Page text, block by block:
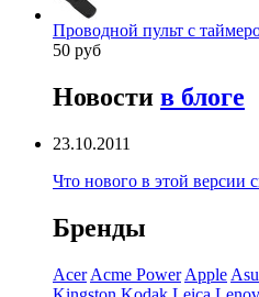
Проводной пульт с
50 руб
Новости в блоге
23.10.2011
Что нового в этой версии
Бренды
Acer Acme Power Apple